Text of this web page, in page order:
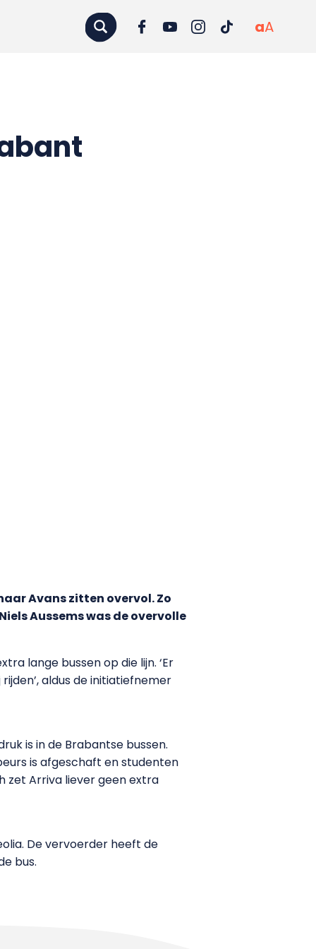
aA
Avans zitten overvol. Zo
Aussems was de overvolle
lange bussen op die lijn. ‘Er
aldus de initiatiefnemer
is in de Brabantse bussen.
is afgeschaft en studenten
zet Arriva liever geen extra
De vervoerder heeft de
bus.